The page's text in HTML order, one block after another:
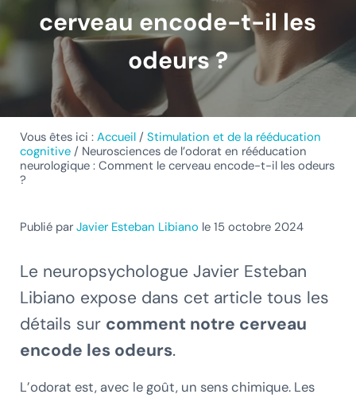
cerveau encode-t-il les
odeurs ?
Vous êtes ici : Accueil / Stimulation et de la rééducation
cognitive / Neurosciences de l’odorat en rééducation
neurologique : Comment le cerveau encode-t-il les odeurs
?
Publié par Javier Esteban Libiano le 15 octobre 2024
Le neuropsychologue Javier Esteban
Libiano expose dans cet article tous les
détails sur comment notre cerveau
encode les odeurs.
L’odorat est, avec le goût, un sens chimique. Les